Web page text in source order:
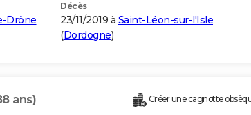
Drône
Décès
23/11/2019 à Saint-Léon-sur-l'Isle
(Dordogne)
ans) Créer une cagnotte